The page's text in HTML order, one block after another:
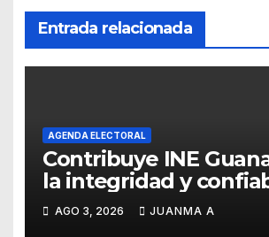
Entrada relacionada
AGENDA ELECTORAL
Contribuye INE
la integridad y
del Padrón Electoral
AGO 3, 2026 JUANMA A